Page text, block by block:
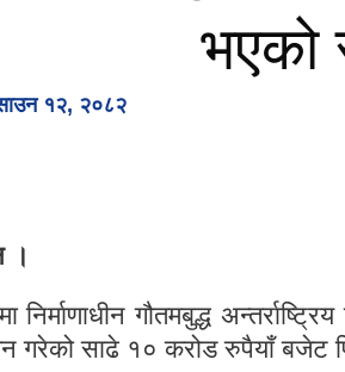
भएको
१२, २०८२
।
निर्माणाधीन गौतमबुद्ध
गरेको साढे १० करोड रुपैयाँ बजेट